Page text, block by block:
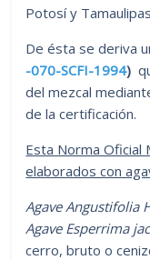
Potosí y
De ésta se deriva
-070-SCFI-1994)
del mezcal
de la certificación.
Esta Norma Oficial
elaborados con
Agave Angustifolia
Agave Esperrima
cerro, bruto o